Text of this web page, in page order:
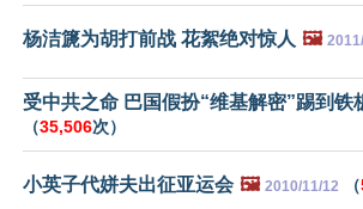
杨洁篪为胡打前战 花絮绝对惊人 🖼️
受中共之命 巴国假扮“维基解密”踢到铁
（35,506次）
小英子代姘夫出征亚运会 🖼️ 2010/11/12 （